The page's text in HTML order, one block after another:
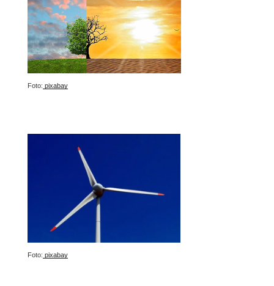
Foto: pixabay
Foto: pixabay